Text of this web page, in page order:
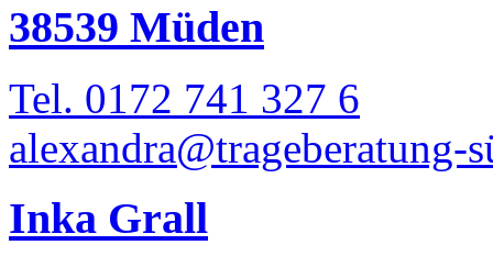
38539 Müden
Tel. 0172 741 327 6
alexandra@trageberatung-
Inka Grall